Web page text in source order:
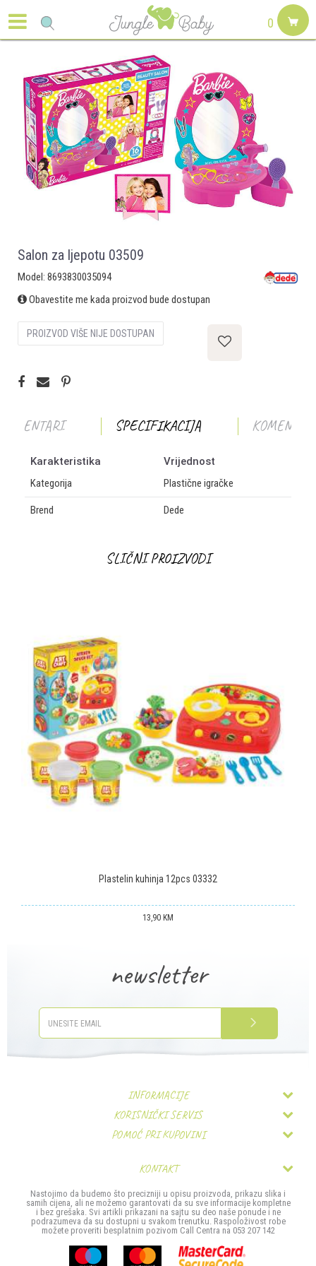
0
Salon za ljepotu 03509
Model: 8693830035094
Obavestite me kada proizvod bude dostupan
PROIZVOD VIŠE NIJE DOSTUPAN
SPECIFIKACIJA
Karakteristika
Vrijednost
Kategorija
Plastične igračke
Brend Dede
Poruka
SLIČNI PROIZVODI
Plastelin kuhinja 12pcs 03332
13,90 KM
newsletter
PRIJAVITE SE
INFORMACIJE
O nama
Zaposlenje
KORISNIČKI SERVIS
Uslovi korišćenja i prodaje
Načini plaćanja
Isporuka
Zamjena artikla
POMOĆ PRI KUPOVINI
Povrat sredstava
Reklamacije
KONTAKT
MIS TRADE- Company d.o.o.
Stefana Provenčanog bb
74000 Doboj
Bosna i Hercegovina
Nastojimo da budemo što precizniji u opisu proizvoda, prikazu slika i
samih cijena, ali ne možemo garantovati da su sve informacije kompletne
i bez grešaka. Svi artikli prikazani na sajtu su deo naše ponude i ne
podrazumeva da su dostupni u svakom trenutku. Raspoloživost robe
možete proveriti besplatnim pozivom Call Centra na 053 207 142